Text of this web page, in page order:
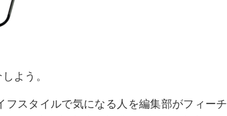
よう。
フスタイルで気になる人を編集部がフィーチ